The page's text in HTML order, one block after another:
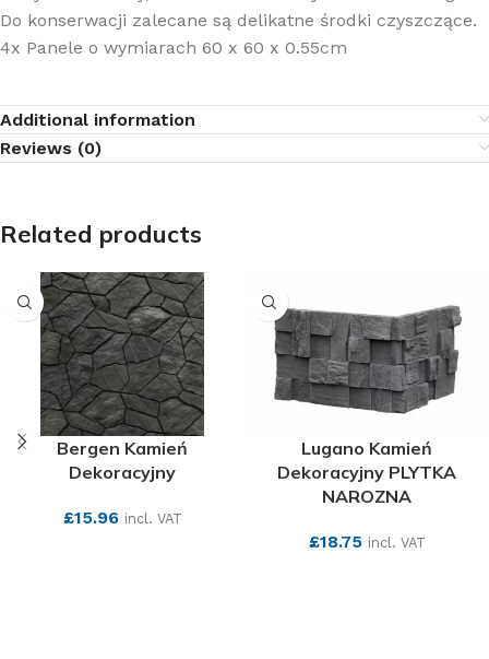
Do konserwacji zalecane są delikatne środki czyszczące.
4x Panele o wymiarach 60 x 60 x 0.55cm
Additional information
Reviews (0)
Related products
Bergen Kamień
Dekoracyjny
£15.96 incl. VAT
Lugano Kamień
Dekoracyjny PLYTKA
NAROZNA
£18.75 incl. VAT